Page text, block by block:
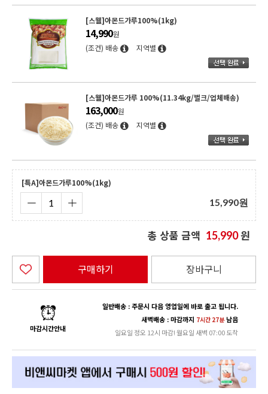
[스웰]아몬드가루100%(1kg)
14,990원
(조건) 배송
지역별
[스웰]아몬드가루 100%(11.34kg/벌크/업체배송)
163,000원
(조건) 배송
지역별
[특A]아몬드가루100%(1kg)
15,990원
총 상품 금액 15,990원
구매하기 장바구니
마감시간안내
일반배송 : 주문시 다음 영업일에 바로 출고 됩니다.
새벽배송 : 마감까지 7시간 27분남음
일요일 정오 12시 마감! 월요일 새벽 07:00 도착